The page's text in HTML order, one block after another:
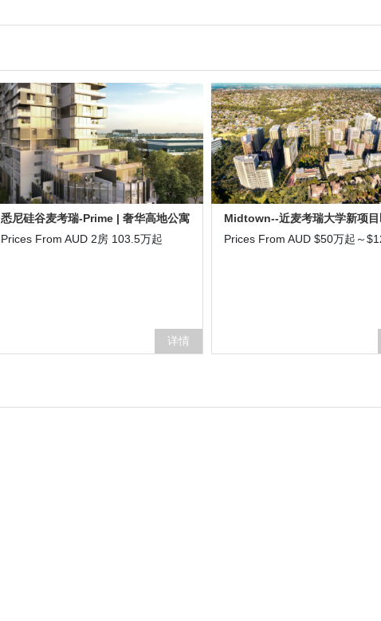
悉尼硅谷麦考瑞-Prime | 奢华高地公寓
Prices From AUD 2房 103.5万起
详情
Prices From AUD $50万起～